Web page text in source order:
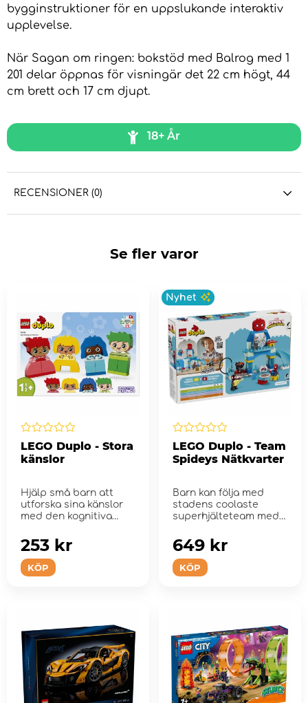
bygginstruktioner för en uppslukande interaktiv
upplevelse.
När Sagan om ringen: bokstöd med Balrog med 1
201 delar öppnas för visningär det 22 cm högt, 44
cm brett och 17 cm djupt.
18+ År
RECENSIONER (0)
Se fler varor
LEGO Duplo - Stora
känslor
Hjälp små barn att
utforska sina känslor
med den kognitiva
KÖP
253 kr
Nyhet
LEGO Duplo - Team
Spideys Nätkvarter
Barn kan följa med
stadens coolaste
superhjälteteam med
Spidey...
KÖP
649 kr